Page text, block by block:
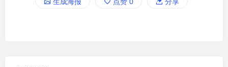
生成海报 点赞 0 分享